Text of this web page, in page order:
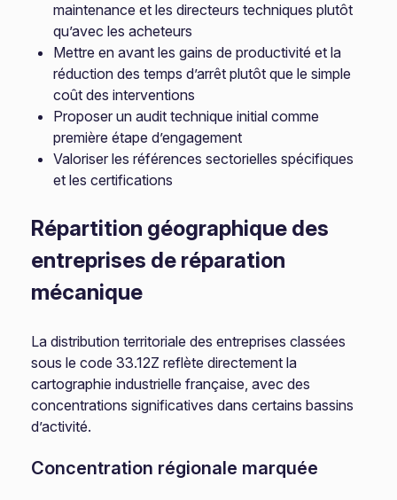
maintenance et les directeurs techniques plutôt
qu’avec les acheteurs
Mettre en avant les gains de productivité et la
réduction des temps d’arrêt plutôt que le simple
coût des interventions
Proposer un audit technique initial comme
première étape d’engagement
Valoriser les références sectorielles spécifiques
et les certifications
Répartition géographique des
entreprises de réparation
mécanique
La distribution territoriale des entreprises classées
sous le code 33.12Z reflète directement la
cartographie industrielle française, avec des
concentrations significatives dans certains bassins
d’activité.
Concentration régionale marquée